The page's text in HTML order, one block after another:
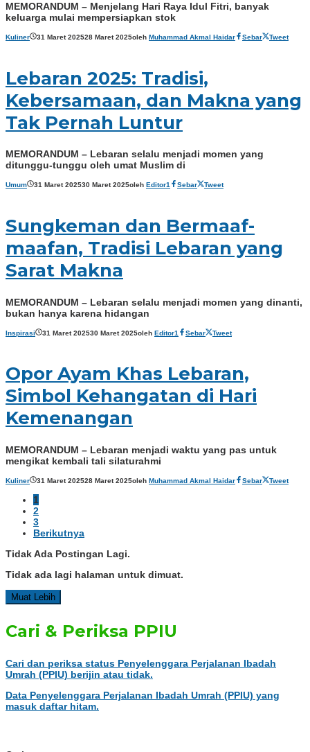
MEMORANDUM – Menjelang Hari Raya Idul Fitri, banyak
keluarga mulai mempersiapkan stok
Kuliner 31 Maret 202528 Maret 2025oleh Muhammad Akmal Haidar Sebar Tweet
Lebaran 2025: Tradisi,
Kebersamaan, dan Makna yang
Tak Pernah Luntur
MEMORANDUM – Lebaran selalu menjadi momen yang
ditunggu-tunggu oleh umat Muslim di
Umum 31 Maret 202530 Maret 2025oleh Editor1 Sebar Tweet
Sungkeman dan Bermaaf-
maafan, Tradisi Lebaran yang
Sarat Makna
MEMORANDUM – Lebaran selalu menjadi momen yang dinanti,
bukan hanya karena hidangan
Inspirasi 31 Maret 202530 Maret 2025oleh Editor1 Sebar Tweet
Opor Ayam Khas Lebaran,
Simbol Kehangatan di Hari
Kemenangan
MEMORANDUM – Lebaran menjadi waktu yang pas untuk
mengikat kembali tali silaturahmi
Kuliner 31 Maret 202528 Maret 2025oleh Muhammad Akmal Haidar Sebar Tweet
1
2
3
Berikutnya
Tidak Ada Postingan Lagi.
Tidak ada lagi halaman untuk dimuat.
Muat Lebih
Cari & Periksa PPIU
Cari dan periksa status Penyelenggara Perjalanan Ibadah
Umrah (PPIU) berijin atau tidak.
Data Penyelenggara Perjalanan Ibadah Umrah (PPIU) yang
masuk daftar hitam.